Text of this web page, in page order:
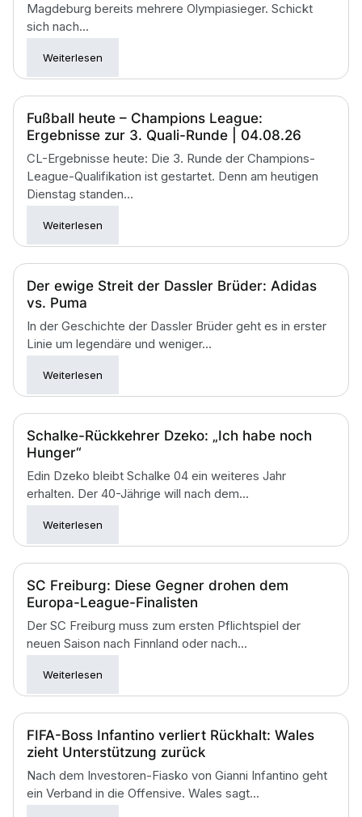
Magdeburg bereits mehrere Olympiasieger. Schickt
sich nach...
Weiterlesen
Fußball heute – Champions League:
Ergebnisse zur 3. Quali-Runde | 04.08.26
CL-Ergebnisse heute: Die 3. Runde der Champions-
League-Qualifikation ist gestartet. Denn am heutigen
Dienstag standen...
Weiterlesen
Der ewige Streit der Dassler Brüder: Adidas
vs. Puma
In der Geschichte der Dassler Brüder geht es in erster
Linie um legendäre und weniger...
Weiterlesen
Schalke-Rückkehrer Dzeko: „Ich habe noch
Hunger“
Edin Dzeko bleibt Schalke 04 ein weiteres Jahr
erhalten. Der 40-Jährige will nach dem...
Weiterlesen
SC Freiburg: Diese Gegner drohen dem
Europa-League-Finalisten
Der SC Freiburg muss zum ersten Pflichtspiel der
neuen Saison nach Finnland oder nach...
Weiterlesen
FIFA-Boss Infantino verliert Rückhalt: Wales
zieht Unterstützung zurück
Nach dem Investoren-Fiasko von Gianni Infantino geht
ein Verband in die Offensive. Wales sagt...